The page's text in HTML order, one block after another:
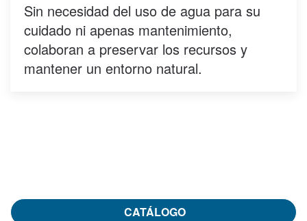
Sin necesidad del uso de agua para su
cuidado ni apenas mantenimiento,
colaboran a preservar los recursos y
mantener un entorno natural.
CATÁLOGO